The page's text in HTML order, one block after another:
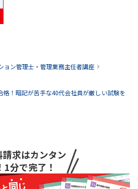
ョン管理士・管理業務主任者講座
格！暗記が苦手な40代会社員が厳しい試験を
請求はカンタン
1分で完了！